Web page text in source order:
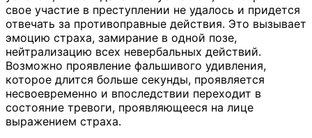
свое участие в преступлении не удалось и придется
отвечать за противоправные действия. Это вызывает
эмоцию страха, замирание в одной позе,
нейтрализацию всех невербальных действий.
Возможно проявление фальшивого удивления,
которое длится больше секунды, проявляется
несвоевременно и впоследствии переходит в
состояние тревоги, проявляющееся на лице
выражением страха.